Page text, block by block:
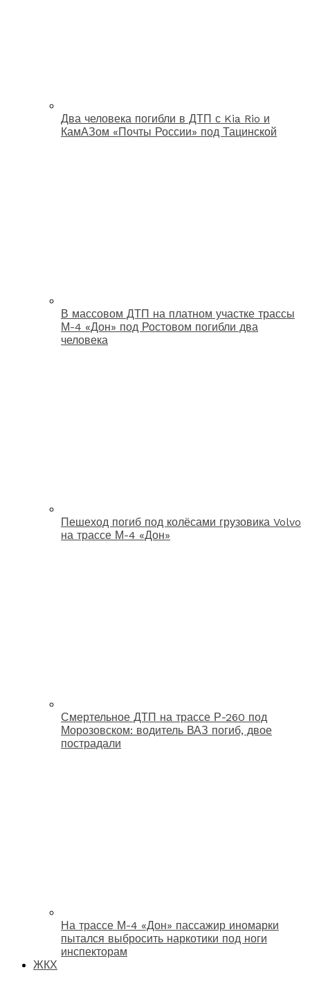
Два человека погибли в ДТП с Kia Rio и
КамАЗом «Почты России» под Тацинской
В массовом ДТП на платном участке трассы
М-4 «Дон» под Ростовом погибли два
человека
Пешеход погиб под колёсами грузовика Volvo
на трассе М-4 «Дон»
Смертельное ДТП на трассе Р-260 под
Морозовском: водитель ВАЗ погиб, двое
пострадали
На трассе М-4 «Дон» пассажир иномарки
пытался выбросить наркотики под ноги
инспекторам
ЖКХ